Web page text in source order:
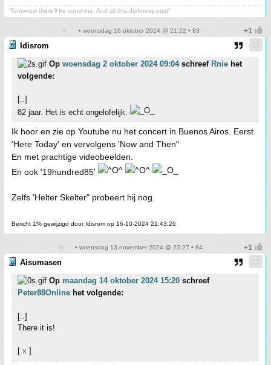
“Tomorrow there’ll be sunshine, And all this darkness past”
• woensdag 16 oktober 2024 @ 21:22 • 83
Idisrom
Op woensdag 2 oktober 2024 09:04schreef Rnie het
volgende:
[..]
82 jaar. Het is echt ongelofelijk.
Ik hoor en zie op Youtube nu het concert in Buenos Airos. Eerst
'Here Today' en vervolgens 'Now and Then"
En met prachtige videobeelden.
En ook '19hundred85'
Zelfs 'Helter Skelter" probeert hij nog.
Bericht 1% gewijzigd door Idisrom op 16-10-2024 21:43:26
• woensdag 13 november 2024 @ 23:27 • 84
Aisumasen
Op maandag 14 oktober 2024 15:20 schreef
Peter88Online het volgende:
[..]
There it is!
[ x ]